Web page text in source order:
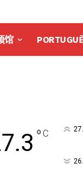
馆
°C